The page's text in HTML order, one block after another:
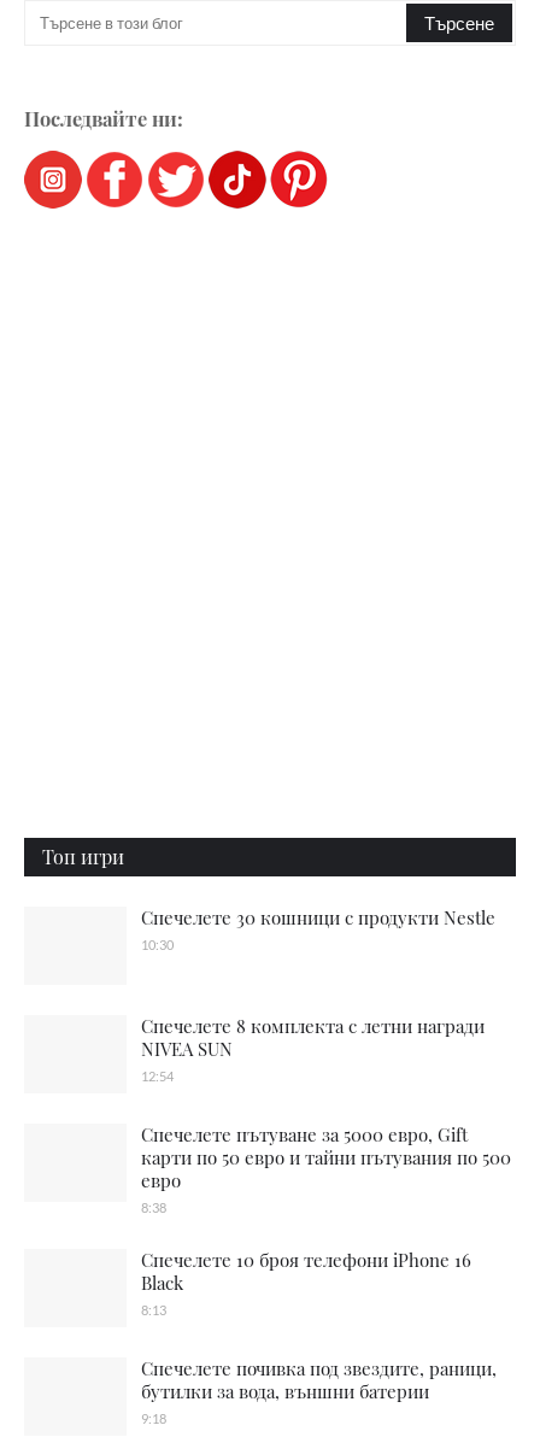
Последвайте ни:
Топ игри
Спечелете 30 кошници с продукти Nestle
10:30
Спечелете 8 комплекта с летни награди
NIVEA SUN
12:54
Спечелете пътуване за 5000 евро, Gift
карти по 50 евро и тайни пътувания по 500
евро
8:38
Спечелете 10 броя телефони iPhone 16
Black
8:13
Спечелете почивка под звездите, раници,
бутилки за вода, външни батерии
9:18